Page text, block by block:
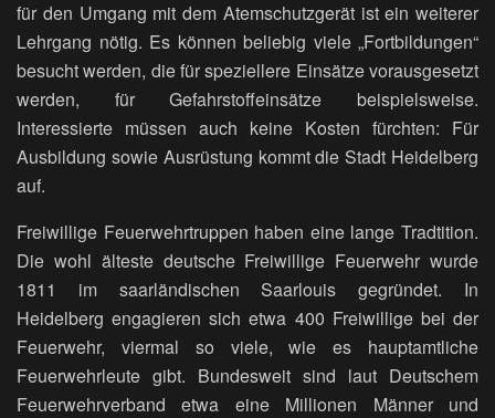
für den Umgang mit dem Atemschutzgerät ist ein weiterer
Lehrgang nötig. Es können beliebig viele „Fortbildungen“
besucht werden, die für speziellere Einsätze vorausgesetzt
werden, für Gefahrstoffeinsätze beispielsweise.
Interessierte müssen auch keine Kosten fürchten: Für
Ausbildung sowie Ausrüstung kommt die Stadt Heidelberg
auf.
Freiwillige Feuerwehrtruppen haben eine lange Tradtition.
Die wohl älteste deutsche Freiwillige Feuerwehr wurde
1811 im saarländischen Saarlouis gegründet. In
Heidelberg engagieren sich etwa 400 Freiwillige bei der
Feuerwehr, viermal so viele, wie es hauptamtliche
Feuerwehrleute gibt. Bundesweit sind laut Deutschem
Feuerwehrverband etwa eine Millionen Männer und